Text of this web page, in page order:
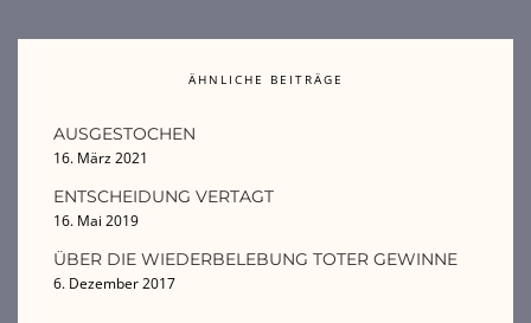
ÄHNLICHE BEITRÄGE
AUSGESTOCHEN
16. März 2021
ENTSCHEIDUNG VERTAGT
16. Mai 2019
ÜBER DIE WIEDERBELEBUNG TOTER GEWINNE
6. Dezember 2017